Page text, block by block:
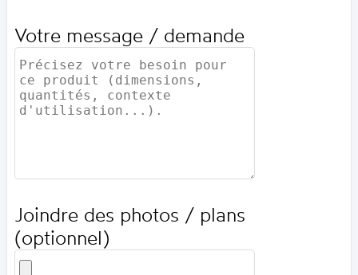
Votre message / demande
Joindre des photos / plans
(optionnel)